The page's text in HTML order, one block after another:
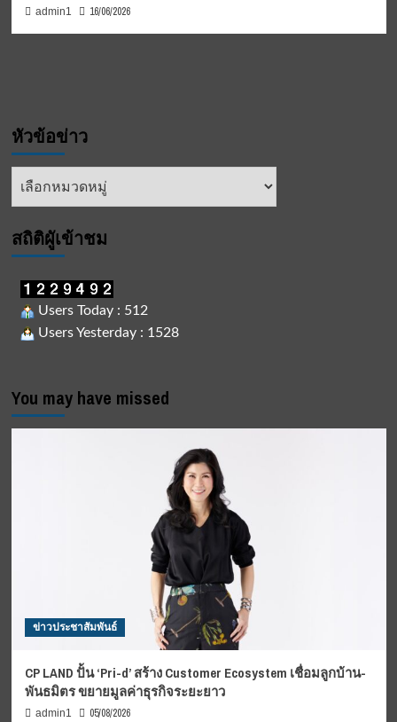
admin1 16/06/2026
หัวข้อข่าว
หัวข้อ
สถิติผูัเข้าชม
Users Today : 512
Users Yesterday : 1528
You may have missed
ข่าวประชาสัมพันธ์
CP LAND ปั้น ‘Pri-d’ สร้าง Customer Ecosystem เชื่อมลูกบ้าน-
พันธมิตร ขยายมูลค่าธุรกิจระยะยาว
admin1 05/08/2026